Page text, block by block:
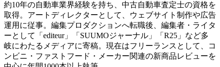
約10年の自動車業界経験を持ち、中古自動車査定士の資格を
取得。アートディレクターとして、ウェブサイト制作や広告
運用に従事。編集プロダクションへ転職後、編集者・ライタ
ーとして「editeur」「SUUMOジャーナル」「R25」など多
岐にわたるメディアに寄稿。現在はフリーランスとして、コ
ンビニ・ファストフード・メーカー関連の新商品レビューを